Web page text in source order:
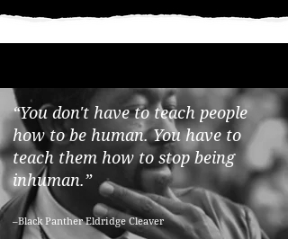
“You don't have to teach people
how to be human. You have to
teach them how to stop being
inhuman.”
–Black Panther Eldridge Cleaver